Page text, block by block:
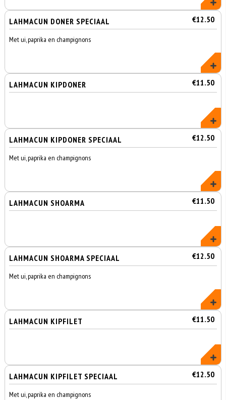
LAHMACUN DONER SPECIAAL €12.50
Met ui, paprika en champignons
LAHMACUN KIPDONER €11.50
LAHMACUN KIPDONER SPECIAAL €12.50
Met ui, paprika en champignons
LAHMACUN SHOARMA €11.50
LAHMACUN SHOARMA SPECIAAL €12.50
Met ui, paprika en champignons
LAHMACUN KIPFILET €11.50
LAHMACUN KIPFILET SPECIAAL €12.50
Met ui, paprika en champignons